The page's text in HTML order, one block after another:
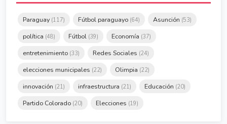
Paraguay (117) Fútbol paraguayo (64) Asunción (53)
política (48) Fútbol (39) Economía (37)
entretenimiento (33) Redes Sociales (24)
elecciones municipales (22) Olimpia (22)
innovación (21) infraestructura (21) Educación (20)
Partido Colorado (20) Elecciones (19)